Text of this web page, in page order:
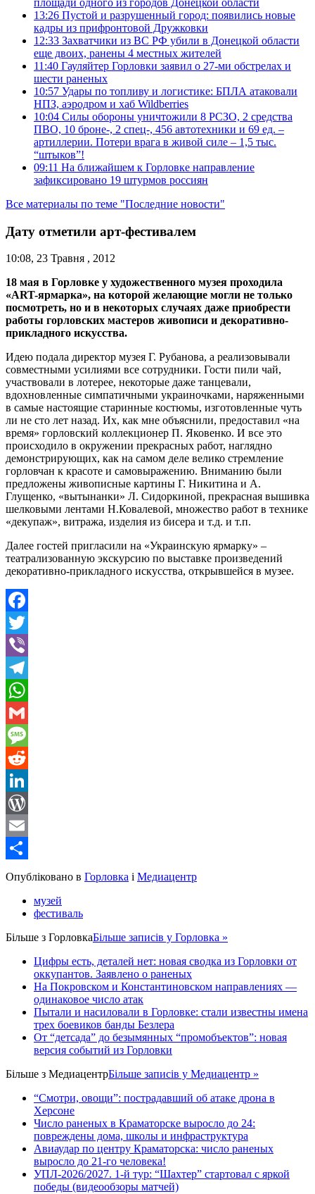
13:26 Пустой и разрушенный город: появились новые
кадры из прифронтовой Дружковки
12:33 Захватчики из ВС РФ убили в Донецкой области
еще двоих, ранены 4 местных жителей
11:40 Гауляйтер Горловки заявил о 27-ми обстрелах и
шести раненых
10:57 Удары по топливу и логистике: БПЛА атаковали
НПЗ, аэродром и хаб Wildberries
10:04 Силы обороны уничтожили 8 РСЗО, 2 средства
ПВО, 10 броне-, 2 спец-, 456 автотехники и 69 ед. –
артиллерии. Потери врага в живой силе – 1,5 тыс.
“штыков”!
09:11 На ближайшем к Горловке направление
зафиксировано 19 штурмов россиян
Все материалы по теме "Последние новости"
Дату отметили арт-фестивалем
10:08, 23 Травня , 2012
18 мая в Горловке у художественного музея проходила
«ART-ярмарка», на которой желающие могли не только
посмотреть, но и в некоторых случаях даже приобрести
работы горловских мастеров живописи и декоративно-
прикладного искусства.
Идею подала директор музея Г. Рубанова, а реализовывали
совместными усилиями все сотрудники. Гости пили чай,
участвовали в лотерее, некоторые даже танцевали,
вдохновленные симпатичными украиночками, наряженными
в самые настоящие старинные костюмы, изготовленные чуть
ли не сто лет назад. Их, как мне объяснили, предоставил «на
время» горловский коллекционер П. Яковенко. И все это
происходило в окружении прекрасных работ, наглядно
демонстрирующих, как на самом деле велико стремление
горловчан к красоте и самовыражению. Вниманию были
предложены живописные картины Г. Никитина и А.
Глущенко, «вытынанки» Л. Сидоркиной, прекрасная вышивка
шелковыми лентами Н.Ковалевой, множество работ в технике
«декупаж», витража, изделия из бисера и т.д. и т.п.
Далее гостей пригласили на «Украинскую ярмарку» –
театрализованную экскурсию по выставке произведений
декоративно-прикладного искусства, открывшейся в музее.
Facebook
Twitter
Viber
Telegram
WhatsApp
Gmail
Message
Reddit
LinkedIn
WordPress
Email
Share
Опубліковано в Горловка і Медиацентр
музей
фестиваль
Більше з ГорловкаБільше записів у Горловка »
Цифры есть, деталей нет: новая сводка из Горловки от
оккупантов. Заявлено о раненых
На Покровском и Константиновском направлениях —
одинаковое число атак
Пытали и насиловали в Горловке: стали известны имена
трех боевиков банды Безлера
От “детсада” до безымянных “промобъектов”: новая
версия событий из Горловки
Більше з МедиацентрБільше записів у Медиацентр »
“Смотри, овощи”: пострадавший об атаке дрона в
Херсоне
Число раненых в Краматорске выросло до 24:
повреждены дома, школы и инфраструктура
Авиаудар по центру Краматорска: число раненых
выросло до 21-го человека!
УПЛ-2026/2027. 1-й тур: “Шахтер” стартовал с яркой
победы (видеообзоры матчей)